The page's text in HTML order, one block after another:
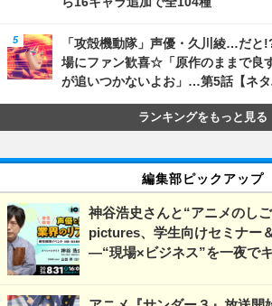
「攻殻機動隊」声優・久川綾…だと
場にファン歓喜☆「原作のままで良
が追いつかないよお」…第5話【ネタ
ランキングをもっと見る
編集部ピックアップ
神谷浩史さんと“アニメのし
pictures、学生向けセミナー
―“現場×ビジネス”を一夜で